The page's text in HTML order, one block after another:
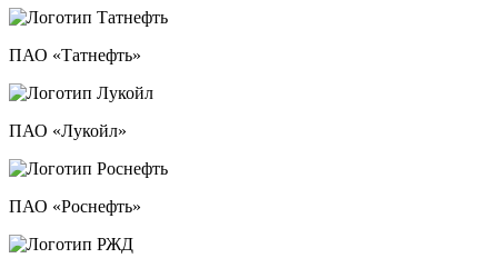
ПАО «Татнефть»
ПАО «Лукойл»
ПАО «Роснефть»